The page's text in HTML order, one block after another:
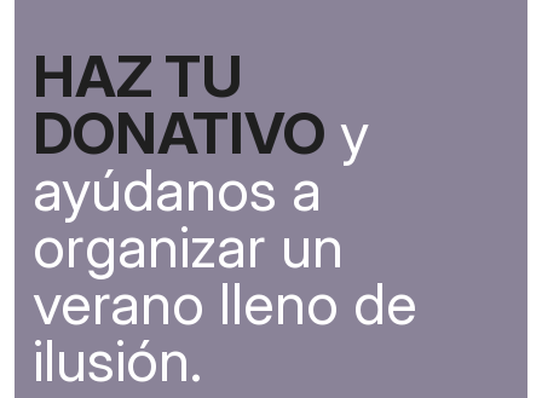
HAZ TU
DONATIVO y
ayúdanos a
organizar un
verano lleno de
ilusión.